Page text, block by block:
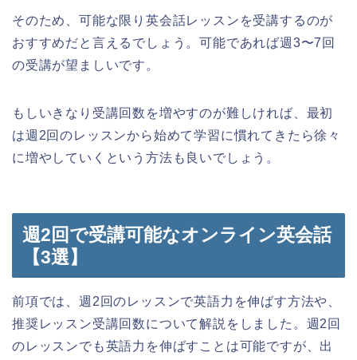
そのため、可能な限り英会話レッスンを受講するのが
おすすめだと言えるでしょう。可能であれば週3〜7回
の受講が望ましいです。
もしいきなり受講回数を増やすのが難しければ、最初
は週2回のレッスンから始めて学習に慣れてきたら徐々
に増やしていくという方法も良いでしょう。
週2回で受講可能なオンライン英会話
【3選】
前項では、週2回のレッスンで英語力を伸ばす方法や、
推奨レッスン受講回数について解説をしました。週2回
のレッスンでも英語力を伸ばすことは可能ですが、出